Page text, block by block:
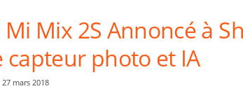
Mix 2S Annoncé à
capteur photo et IA
mars 2018